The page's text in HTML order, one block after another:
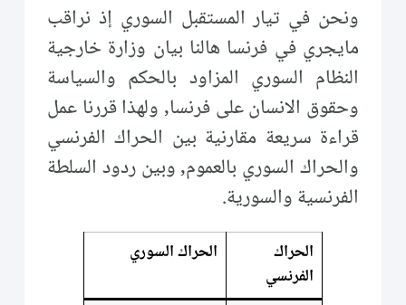
ونحن في تيار المستقبل السوري إذ نراقب
مايجري في فرنسا هالنا بيان وزارة خارجية
النظام السوري المزاود بالحكم والسياسة
وحقوق الانسان على فرنسا, ولهذا قررنا عمل
قراءة سريعة مقارنية بين الحراك الفرنسي
والحراك السوري بالعموم, وبين ردود السلطة
الفرنسية والسورية.
الحراك
الفرنسي
الحراك السوري